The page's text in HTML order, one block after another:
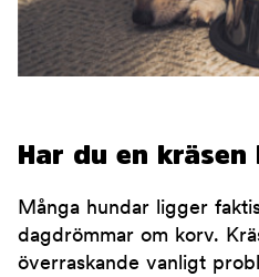
Har du en kräsen
Många hundar ligger
dagdrömmar om korv.
överraskande vanligt